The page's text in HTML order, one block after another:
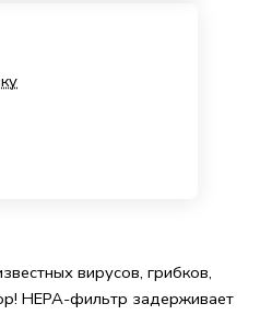
вирусов, грибков,
HEPA-фильтр задерживает